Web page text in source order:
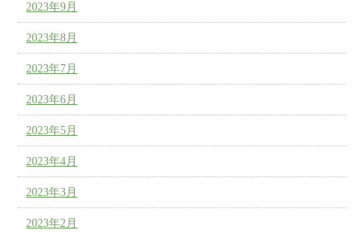
2023年9月
2023年8月
2023年7月
2023年6月
2023年5月
2023年4月
2023年3月
2023年2月